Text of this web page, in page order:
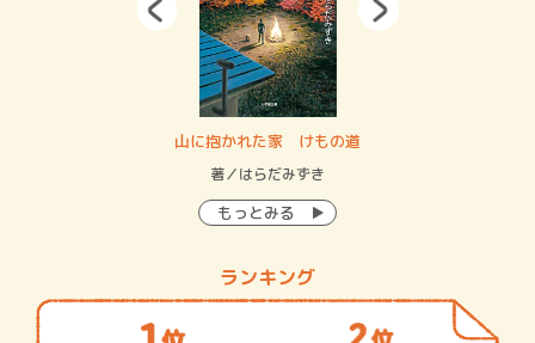
山に抱かれた家 けもの道
著／はらだみずき
もっとみる
ランキング